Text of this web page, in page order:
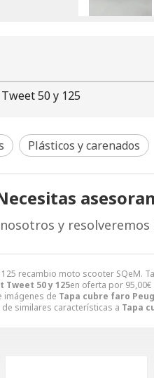
recambio moto scooter SQeM.
Tweet 50 y 125en oferta por 95,00€
imágenes de Tapa cubre faro
similares características a Tapa
50 y 125
Plásticos y carenados
y resolveremos